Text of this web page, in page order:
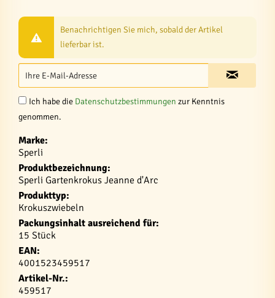
Benachrichtigen Sie mich, sobald der Artikel
lieferbar ist.
Ich habe die Datenschutzbestimmungen zur Kenntnis
genommen.
Marke:
Sperli
Produktbezeichnung:
Sperli Gartenkrokus Jeanne d'Arc
Produkttyp:
Krokuszwiebeln
Packungsinhalt ausreichend für:
15 Stück
EAN:
4001523459517
Artikel-Nr.:
459517